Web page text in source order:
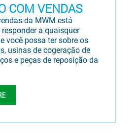
COM VENDAS
da MWM está
a quaisquer
você possa ter sobre os
usinas de cogeração de
e peças de reposição da